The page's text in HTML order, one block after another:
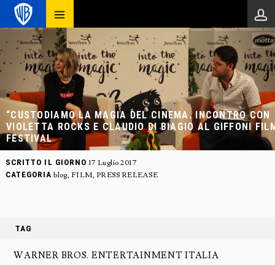
“CUSTODIAMO LA MAGIA DEL CINEMA. INCONTRO CON
VIOLETTA ROCKS E CLAUDIO DI BIAGIO AL GIFFONI
FESTIVAL
SCRITTO IL GIORNO 17 Luglio 2017
CATEGORIA blog, FILM, PRESS RELEASE
TAG
WARNER BROS. ENTERTAINMENT ITALIA